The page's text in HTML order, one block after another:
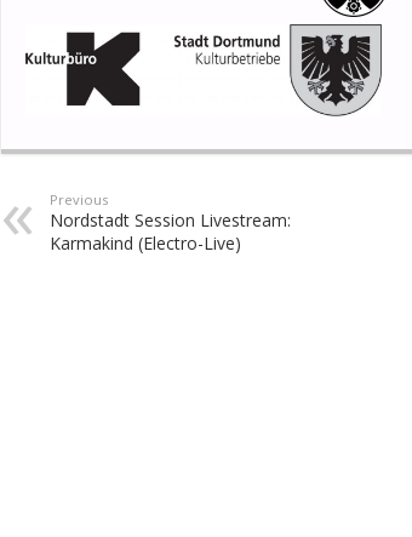
Previous
Nordstadt Session Livestream:
Karmakind (Electro-Live)